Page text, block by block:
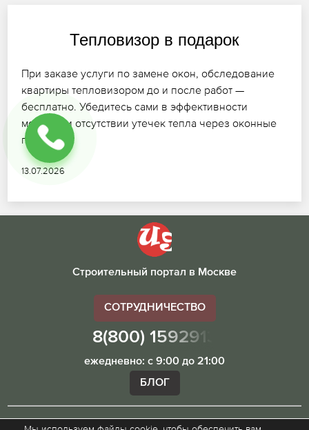
Тепловизор в подарок
При заказе услуги по замене окон, обследование
квартиры тепловизором до и после работ —
бесплатно. Убедитесь сами в эффективности
монтажа и отсутствии утечек тепла через оконные
проемы.
13.07.2026
Строительный портал в Москве
СОТРУДНИЧЕСТВО
8(800) 1592913
ежедневно: с 9:00 до 21:00
БЛОГ